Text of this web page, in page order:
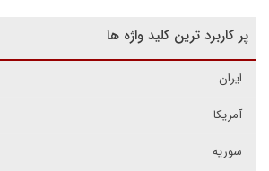
پر کاربرد ترین کلید واژه ها
ایران
آمریکا
سوریه